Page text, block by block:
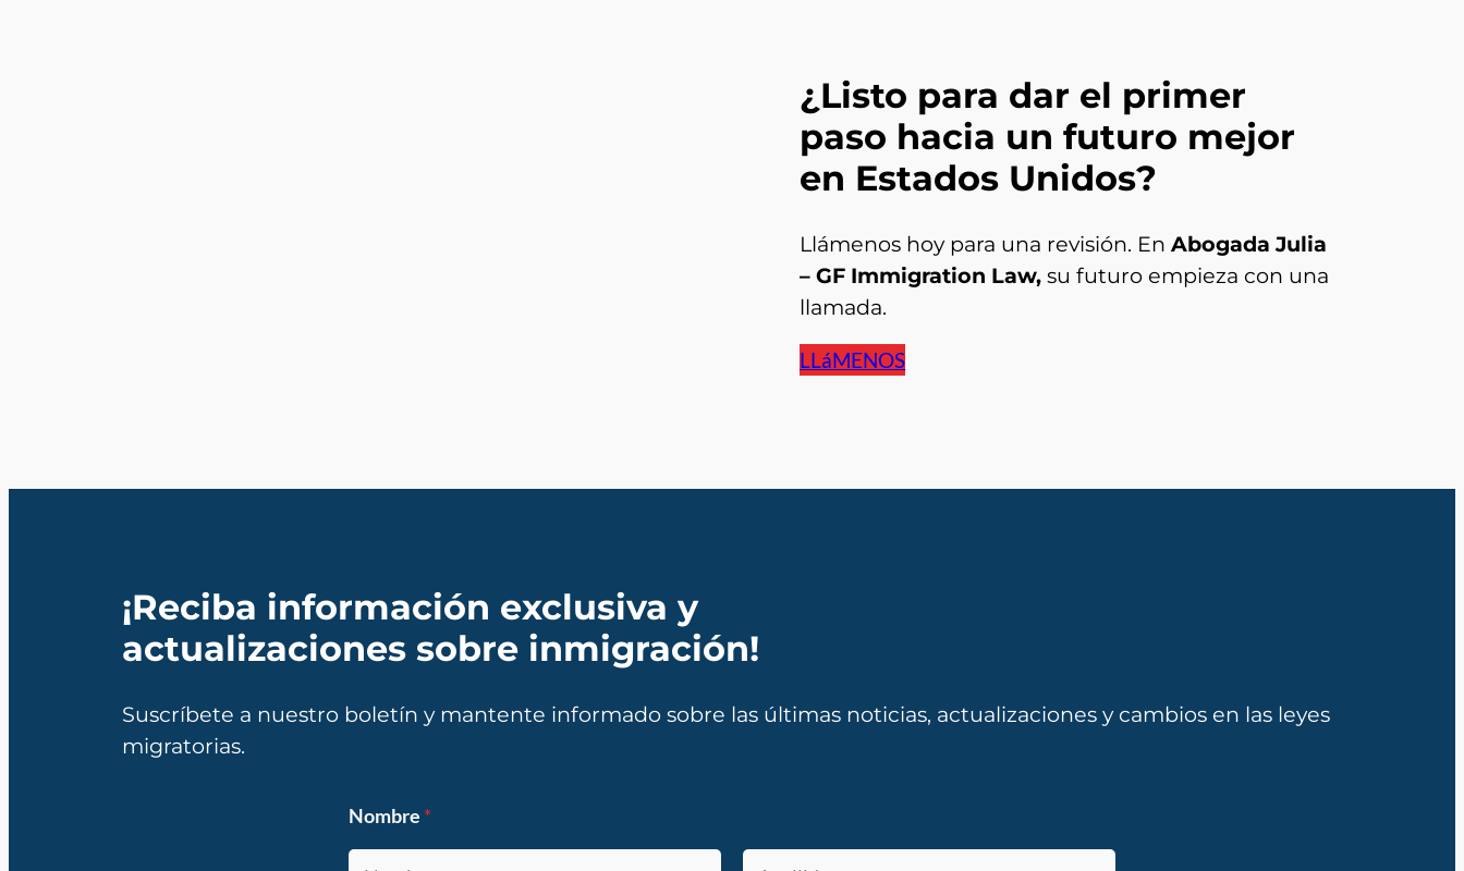
¿Listo para dar el primer
paso hacia un futuro mejor
en Estados Unidos?
Llámenos hoy para una revisión. EnAbogada Julia
– GF Immigration Law, su futuro empieza con una
llamada.
LLáMENOS
¡Reciba información exclusiva y
actualizaciones sobre inmigración!
Suscríbete a nuestro boletín y mantente informado sobre las últimas noticias, actualizaciones y cambios en las leyes
migratorias.
Nombre *